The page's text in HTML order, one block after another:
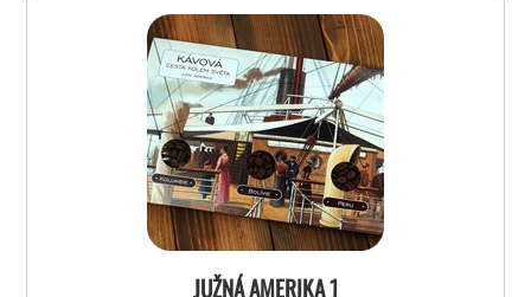
JUŽNÁ AMERIKA 1